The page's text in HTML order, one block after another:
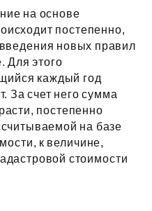
на основе
постепенно,
новых правил
Для этого
каждый год
счет него сумма
постепенно
на базе
к величине,
стоимости